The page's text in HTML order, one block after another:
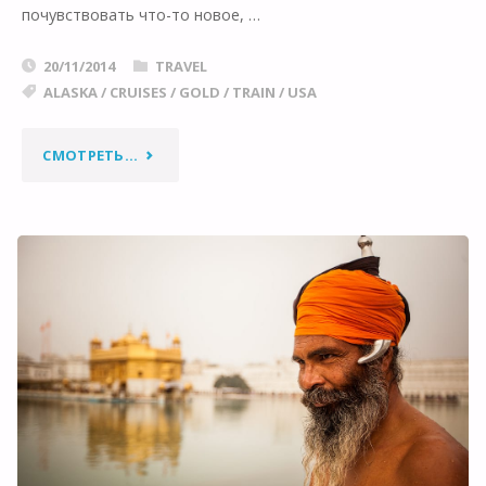
почувствовать что-то новое, …
20/11/2014
TRAVEL
ALASKA/ CRUISES / GOLD / TRAIN / USA
СМОТРЕТЬ... "ДОРОГА
КРАСИВАЯ
ЖЕЛЕЗНАЯ
ДОРОГА
АЛЯСКИ."